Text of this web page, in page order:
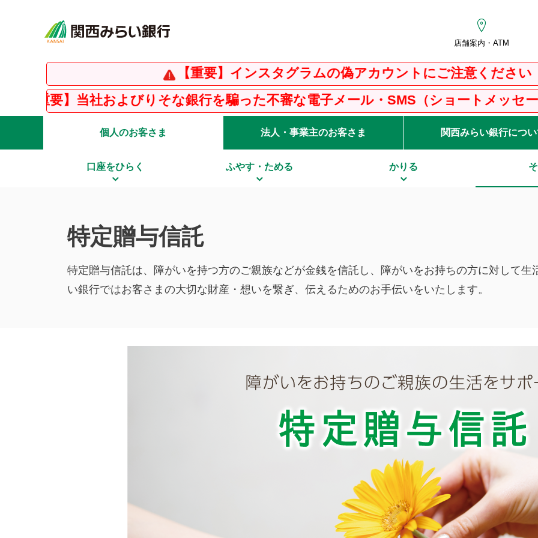
店舗案内・ATM
【重要】インスタグラムの偽アカウントにご注意ください
びりそな銀行を騙った不審な電子メール・SMS（ショートメッセージサービス）にご
個人のお客さま 法人・事業主のお客さま 関西みらい銀行につ
口座をひらく ふやす・ためる かりる
特定贈与信託
特定贈与信託は、障がいを持つ方のご親族などが金銭を信託し、障がいをお持ちの方に対して
い銀行ではお客さまの大切な財産・想いを繋ぎ、伝えるためのお手伝いをいたします。